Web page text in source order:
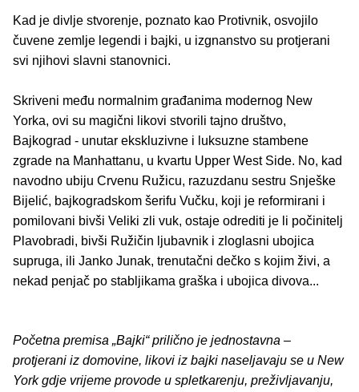
Kad je divlje stvorenje, poznato kao Protivnik, osvojilo
čuvene zemlje legendi i bajki, u izgnanstvo su protjerani
svi njihovi slavni stanovnici.
Skriveni među normalnim građanima modernog New
Yorka, ovi su magični likovi stvorili tajno društvo,
Bajkograd - unutar ekskluzivne i luksuzne stambene
zgrade na Manhattanu, u kvartu Upper West Side. No, kad
navodno ubiju Crvenu Ružicu, razuzdanu sestru Snješke
Bijelić, bajkogradskom šerifu Vučku, koji je reformirani i
pomilovani bivši Veliki zli vuk, ostaje odrediti je li počinitelj
Plavobradi, bivši Ružičin ljubavnik i zloglasni ubojica
supruga, ili Janko Junak, trenutačni dečko s kojim živi, a
nekad penjač po stabljikama graška i ubojica divova...
Početna premisa „Bajki“ prilično je jednostavna –
protjerani iz domovine, likovi iz bajki naseljavaju se u New
York gdje vrijeme provode u spletkarenju, preživljavanju,